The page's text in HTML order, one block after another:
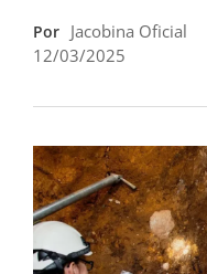
Por Jacobina Oficial
12/03/2025